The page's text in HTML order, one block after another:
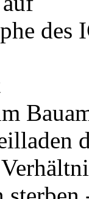
des